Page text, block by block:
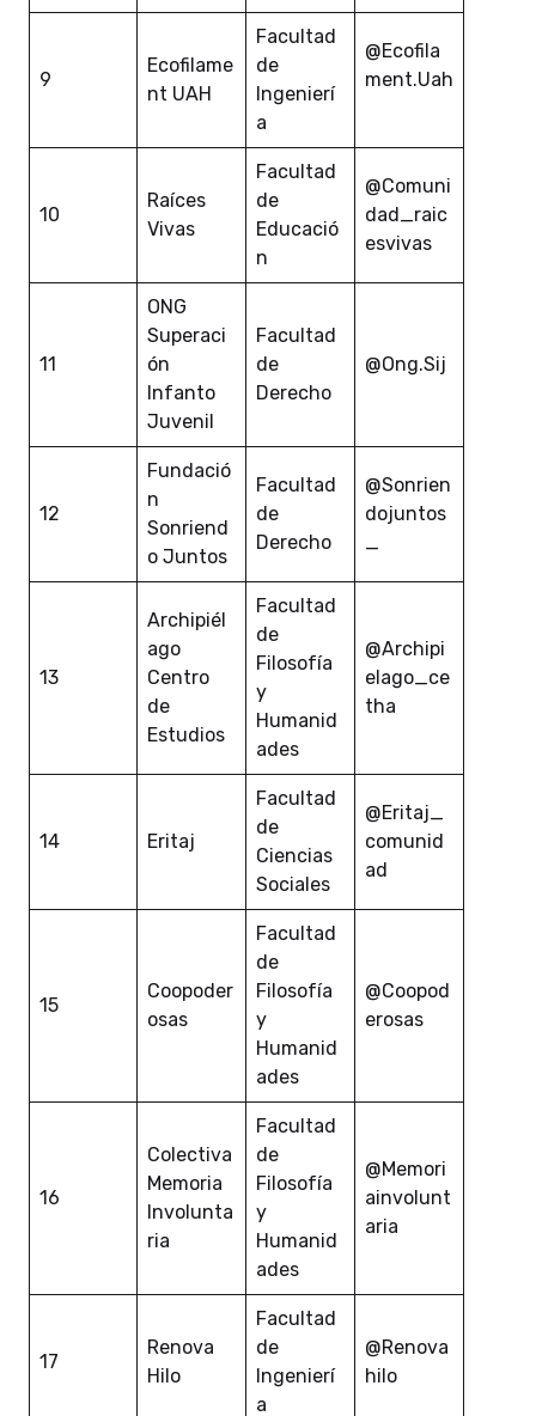
9
Ecofilame
nt UAH
Facultad
de
Ingenierí
a
@Ecofila
ment.Uah
10
Raíces
Vivas
Facultad
de
Educació
n
@Comuni
dad_raic
esvivas
11
ONG
Superaci
ón
Infanto
Juvenil
Facultad
de
Derecho
@Ong.Sij
12
Fundació
n
Sonriend
o Juntos
Facultad
de
Derecho
@Sonrien
dojuntos
13
Archipiél
ago
Centro
de
Estudios
Facultad
de
Filosofía
y
Humanid
ades
@Archipi
elago_ce
tha
14 Eritaj
Facultad
de
Ciencias
Sociales
@Eritaj_
comunid
ad
15
Coopoder
osas
Facultad
de
Filosofía
y
Humanid
ades
@Coopod
erosas
16
Colectiva
Memoria
Involunta
ria
Facultad
de
Filosofía
y
Humanid
ades
@Memori
ainvolunt
aria
17
Renova
Hilo
Facultad
de
Ingenierí
a
@Renova
hilo